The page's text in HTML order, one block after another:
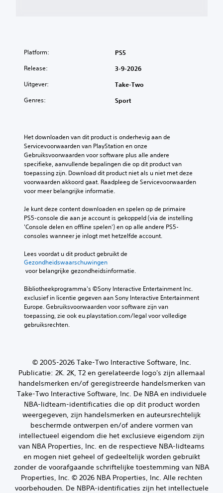
Platform: PS5
Release: 3-9-2026
Uitgever: Take-Two
Genres: Sport
Het downloaden van dit product is onderhevig aan de
Servicevoorwaarden van PlayStation en onze
Gebruiksvoorwaarden voor software plus alle andere
specifieke, aanvullende bepalingen die op dit product van
toepassing zijn. Download dit product niet als u niet met deze
voorwaarden akkoord gaat. Raadpleeg de Servicevoorwaarden
voor meer belangrijke informatie.
Je kunt deze content downloaden en spelen op de primaire
PS5-console die aan je account is gekoppeld (via de instelling
'Console delen en offline spelen') en op alle andere PS5-
consoles wanneer je inlogt met hetzelfde account.
Lees voordat u dit product gebruikt de
Gezondheidswaarschuwingen
voor belangrijke gezondheidsinformatie.
Bibliotheekprogramma's ©Sony Interactive Entertainment Inc.
exclusief in licentie gegeven aan Sony Interactive Entertainment
Europe. Gebruiksvoorwaarden voor software zijn van
toepassing, zie ook eu.playstation.com/legal voor volledige
gebruiksrechten.
© 2005-2026 Take-Two Interactive Software, Inc.
Publicatie: 2K. 2K, T2 en gerelateerde logo's zijn allemaal
handelsmerken en/of geregistreerde handelsmerken van
Take-Two Interactive Software, Inc. De NBA en individuele
NBA-lidteam-identificaties die op dit product worden
weergegeven, zijn handelsmerken en auteursrechtelijk
beschermde ontwerpen en/of andere vormen van
intellectueel eigendom die het exclusieve eigendom zijn
van NBA Properties, Inc. en de respectieve NBA-lidteams
en mogen niet geheel of gedeeltelijk worden gebruikt
zonder de voorafgaande schriftelijke toestemming van NBA
Properties, Inc. © 2026 NBA Properties, Inc. Alle rechten
voorbehouden. De NBPA-identificaties zijn het intellectuele